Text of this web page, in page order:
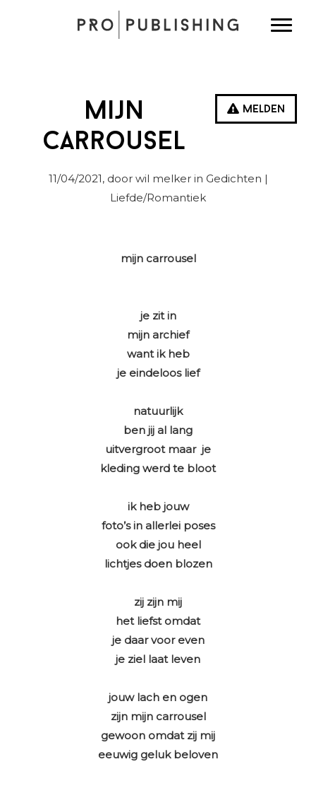
Melden
Mijn
carrousel
11/04/2021, door wil melker in Gedichten |
Liefde/Romantiek
mijn carrousel
je zit in
mijn archief
want ik heb
je eindeloos lief
natuurlijk
ben jij al lang
uitvergroot maar je
kleding werd te bloot
ik heb jouw
foto’s in allerlei poses
ook die jou heel
lichtjes doen blozen
zij zijn mij
het liefst omdat
je daar voor even
je ziel laat leven
jouw lach en ogen
zijn mijn carrousel
gewoon omdat zij mij
eeuwig geluk beloven